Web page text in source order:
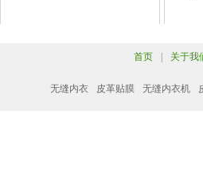
首页 | 关于我
无缝内衣 皮革贴膜 无缝内衣机